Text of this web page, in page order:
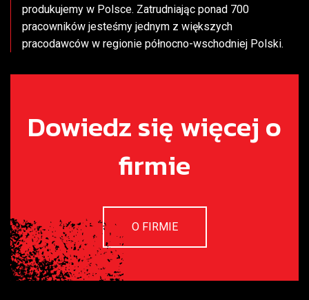
produkujemy w Polsce. Zatrudniając ponad 700
pracowników jesteśmy jednym z większych
pracodawców w regionie północno-wschodniej Polski.
Dowiedz się więcej o
firmie
O FIRMIE